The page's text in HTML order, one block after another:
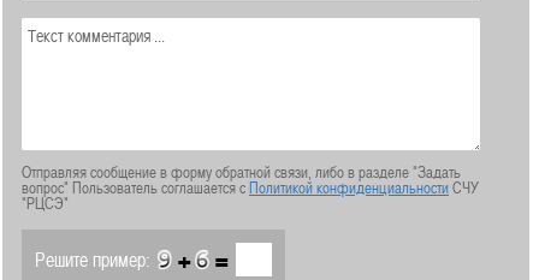
Отправляя сообщение в форму обратной связи, либо в разделе "Задать
вопрос" Пользователь соглашается сПолитикой конфиденциальностиСЧУ
"РЦСЭ"
Решите пример: + =